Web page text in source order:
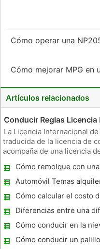
Cómo operar una
Cómo mejorar MPG en
Artículos relacionados
Conducir Reglas
La Licencia Internacional
traducida de la licencia de
acompaña de una licencia
países e incluye su
estatura,
Cómo remolque con
automática
Automóvil Temas
Cómo calcular el costo
disco
Diferencias entre una
Licencia Permiso
Cómo conducir en la
Cómo conducir un